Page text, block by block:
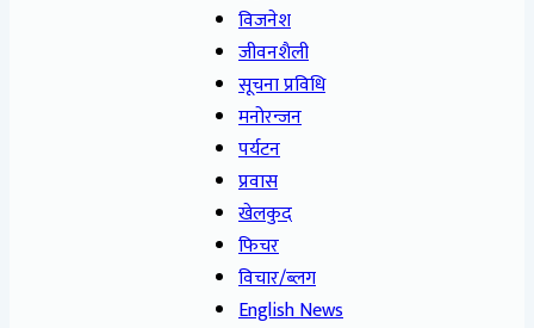
विजनेश
जीवनशैली
सूचना प्रविधि
मनोरन्जन
पर्यटन
प्रवास
खेलकुद
फिचर
विचार/ब्लग
English News